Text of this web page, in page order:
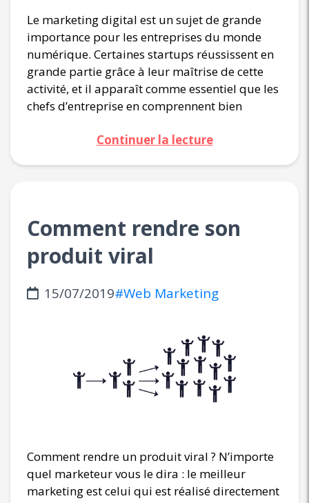
Le marketing digital est un sujet de grande
importance pour les entreprises du monde
numérique. Certaines startups réussissent en
grande partie grâce à leur maîtrise de cette
activité, et il apparaît comme essentiel que les
chefs d’entreprise en comprennent bien
Continuer la lecture
Comment rendre son
produit viral
15/07/2019#Web Marketing
Comment rendre un produit viral ? N’importe
quel marketeur vous le dira : le meilleur
marketing est celui qui est réalisé directement